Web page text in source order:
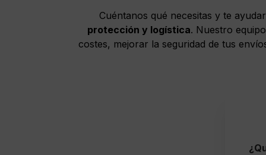
Cuéntanos qué necesitas y te
protección y logística. Nuestro
costes, mejorar la seguridad de tus